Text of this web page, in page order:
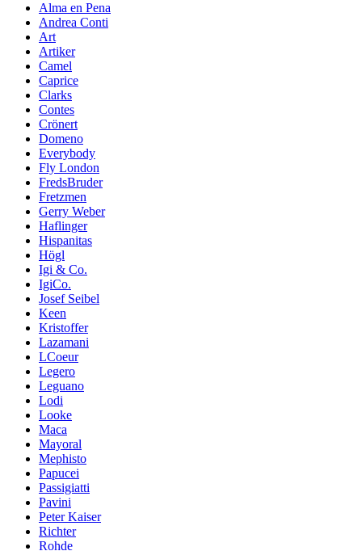
Alma en Pena
Andrea Conti
Art
Artiker
Camel
Caprice
Clarks
Contes
Crönert
Domeno
Everybody
Fly London
FredsBruder
Fretzmen
Gerry Weber
Haflinger
Hispanitas
Högl
Igi & Co.
IgiCo.
Josef Seibel
Keen
Kristoffer
Lazamani
LCoeur
Legero
Leguano
Lodi
Looke
Maca
Mayoral
Mephisto
Papucei
Passigiatti
Pavini
Peter Kaiser
Richter
Rohde